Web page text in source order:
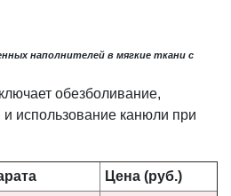
наполнителей в мягкие ткани с
обезболивание,
использование канюли при
Цена (руб.)